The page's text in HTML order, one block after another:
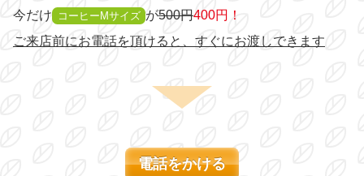
今だけ
コーヒーMサイズ が500円400円！
ご来店前にお電話を頂けると、すぐにお渡しできます
電話をかける